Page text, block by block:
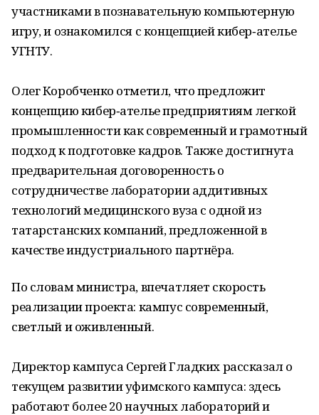
участниками в познавательную компьютерную
игру, и ознакомился с концепцией кибер‑ателье
УГНТУ.
Олег Коробченко отметил, что предложит
концепцию кибер‑ателье предприятиям легкой
промышленности как современный и грамотный
подход к подготовке кадров. Также достигнута
предварительная договоренность о
сотрудничестве лаборатории аддитивных
технологий медицинского вуза с одной из
татарстанских компаний, предложенной в
качестве индустриального партнёра.
По словам министра, впечатляет скорость
реализации проекта: кампус современный,
светлый и оживленный.
Директор кампуса Сергей Гладких рассказал о
текущем развитии уфимского кампуса: здесь
работают более 20 научных лабораторий и